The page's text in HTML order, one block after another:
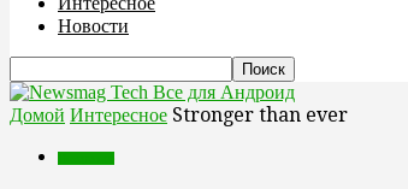
Новости
Все для Андроид
Домой Интересное Stronger than ever